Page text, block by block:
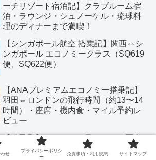
ーチリゾート宿泊記】クラブルーム宿
泊・ラウンジ・シュノーケル・琉球料
理のディナーまで満喫！
【シンガポール航空 搭乗記】関西⇔シ
ンガポール エコノミークラス（SQ619
便、SQ622便）
【ANAプレミアムエコノミー搭乗記】
羽田⇔ロンドンの飛行時間（約13〜14
時間）・座席・機内食・マイル予約レ
ビュー
【瑞鳳殿】アクセス・見どころ・歴史
を解説｜伊達政宗公の霊廟観光ガイド
せ
プライバシーポリシ
ー
免責事項・利用規約 サイトマップ